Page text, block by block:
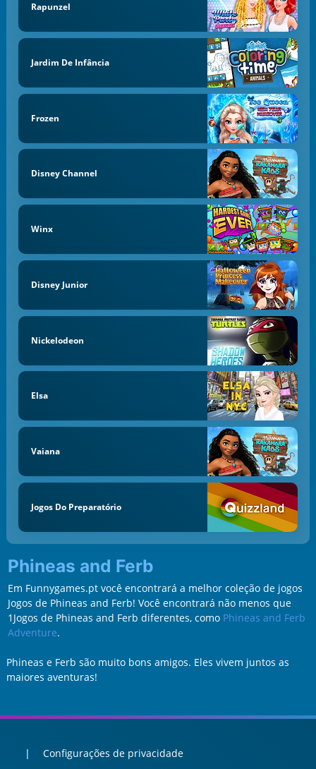
Rapunzel
Jardim De Infância
Frozen
Disney Channel
Winx
Disney Junior
Nickelodeon
Elsa
Vaiana
Jogos Do Preparatório
Phineas and Ferb
Em Funnygames.pt você encontrará a melhor coleção de jogos
Jogos de Phineas and Ferb! Você encontrará não menos que
1Jogos de Phineas and Ferb diferentes, como Phineas and Ferb
Adventure.
Phineas e Ferb são muito bons amigos. Eles vivem juntos as
maiores aventuras!
Configurações de privacidade